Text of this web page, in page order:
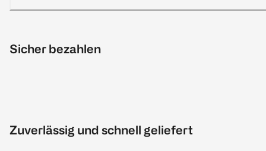
Sicher bezahlen
Zuverlässig und schnell geliefert